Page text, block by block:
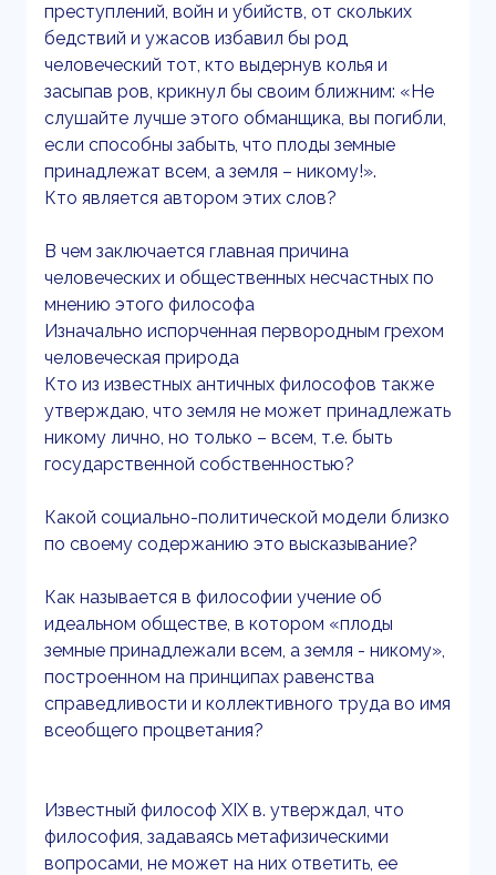
преступлений, войн и убийств, от скольких
бедствий и ужасов избавил бы род
человеческий тот, кто выдернув колья и
засыпав ров, крикнул бы своим ближним: «Не
слушайте лучше этого обманщика, вы погибли,
если способны забыть, что плоды земные
принадлежат всем, а земля – никому!».
Кто является автором этих слов?
В чем заключается главная причина
человеческих и общественных несчастных по
мнению этого философа
Изначально испорченная первородным грехом
человеческая природа
Кто из известных античных философов также
утверждаю, что земля не может принадлежать
никому лично, но только – всем, т.е. быть
государственной собственностью?
Какой социально-политической модели близко
по своему содержанию это высказывание?
Как называется в философии учение об
идеальном обществе, в котором «плоды
земные принадлежали всем, а земля - никому»,
построенном на принципах равенства
справедливости и коллективного труда во имя
всеобщего процветания?
Известный философ XIX в. утверждал, что
философия, задаваясь метафизическими
вопросами, не может на них ответить, ее